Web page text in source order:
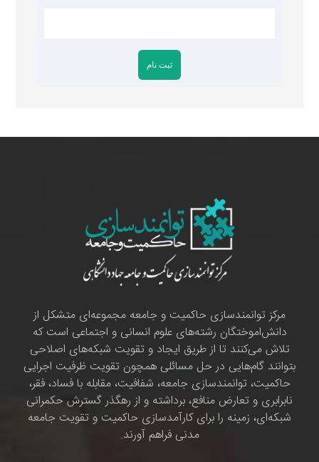
مرکز توانمندسازی حاکمیت و جامعه مجموعه‌ای متشکل از
دانش‌اموختگان رشته‌های علوم انسانی و اجتماعی است که
تلاش می‌کنند تا از طریق ایجاد و تقویت شبکه‌های اصلاحی
بتوانند گام‌هایی در حل مسائلی همچون تقویت ظرفیت اجرایی
حاکمیت، توانمندسازی جامعه، شفافیت، مقابله با فساد، فقر،
نابرابری و تعارض منافع، برداشته و از رهگذر گسترش حکمرانی
شبکه‌ای، زمینه را برای کارآمدسازی حاکمیت و تقویت جامعه
مدنی فراهم آورند.